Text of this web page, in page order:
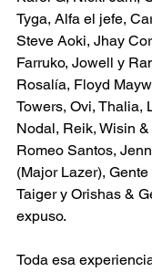
Tyga, Alfa el jefe,
Steve Aoki, Jhay
Farruko, Jowell y
Rosalía, Floyd
Towers, Ovi, Thalia,
Nodal, Reik, Wisin
Romeo Santos,
(Major Lazer),
Taiger y Orishas &
expuso.
Toda esa